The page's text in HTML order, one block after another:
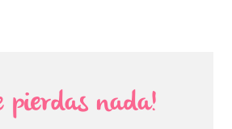
pierdas nada!